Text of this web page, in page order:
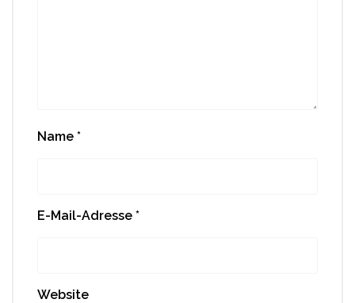
Name *
E-Mail-Adresse *
Website